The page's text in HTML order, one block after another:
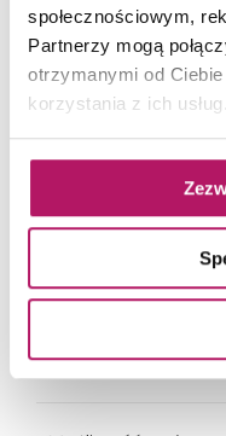
społecznościowym,
Partnerzy mogą
otrzymanymi od
korzystania z ich usług.
Możliwość
programu z
oszczędzającą
Możliwość
programu
indywidualnej
czasu